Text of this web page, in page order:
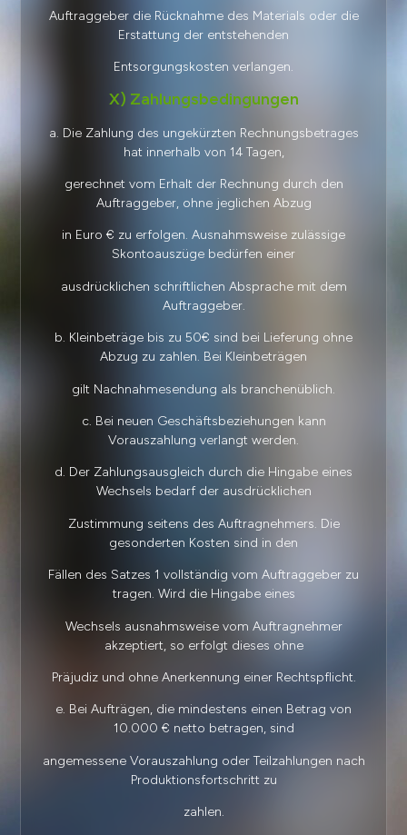
Auftraggeber die Rücknahme des Materials oder die
Erstattung der entstehenden
Entsorgungskosten verlangen.
X) Zahlungsbedingungen
a. Die Zahlung des ungekürzten Rechnungsbetrages
hat innerhalb von 14 Tagen,
gerechnet vom Erhalt der Rechnung durch den
Auftraggeber, ohne jeglichen Abzug
in Euro € zu erfolgen. Ausnahmsweise zulässige
Skontoauszüge bedürfen einer
ausdrücklichen schriftlichen Absprache mit dem
Auftraggeber.
b. Kleinbeträge bis zu 50€ sind bei Lieferung ohne
Abzug zu zahlen. Bei Kleinbeträgen
gilt Nachnahmesendung als branchenüblich.
c. Bei neuen Geschäftsbeziehungen kann
Vorauszahlung verlangt werden.
d. Der Zahlungsausgleich durch die Hingabe eines
Wechsels bedarf der ausdrücklichen
Zustimmung seitens des Auftragnehmers. Die
gesonderten Kosten sind in den
Fällen des Satzes 1 vollständig vom Auftraggeber zu
tragen. Wird die Hingabe eines
Wechsels ausnahmsweise vom Auftragnehmer
akzeptiert, so erfolgt dieses ohne
Präjudiz und ohne Anerkennung einer Rechtspflicht.
e. Bei Aufträgen, die mindestens einen Betrag von
10.000 € netto betragen, sind
angemessene Vorauszahlung oder Teilzahlungen nach
Produktionsfortschritt zu
zahlen.